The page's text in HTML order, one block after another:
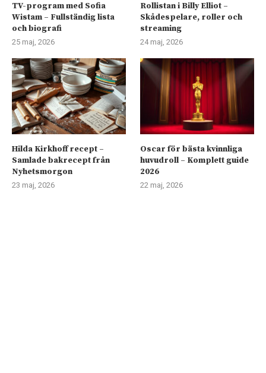
TV-program med Sofia
Wistam – Fullständig lista
och biografi
25 maj, 2026
Rollistan i Billy Elliot –
Skådespelare, roller och
streaming
24 maj, 2026
Hilda Kirkhoff recept –
Samlade bakrecept från
Nyhetsmorgon
23 maj, 2026
Oscar för bästa kvinnliga
huvudroll – Komplett guide
2026
22 maj, 2026